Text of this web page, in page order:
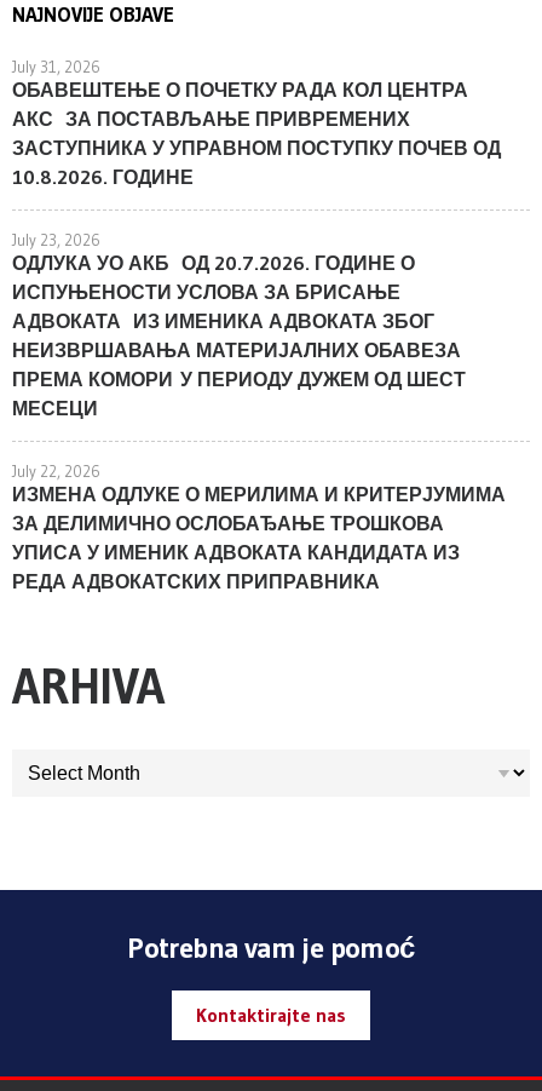
NAJNOVIJE OBJAVE
July 31, 2026
ОБАВЕШТЕЊЕ О ПОЧЕТКУ РАДА КОЛ ЦЕНТРА
АКС ЗА ПОСТАВЉАЊЕ ПРИВРЕМЕНИХ
ЗАСТУПНИКА У УПРАВНОМ ПОСТУПКУ ПОЧЕВ ОД
10.8.2026. ГОДИНЕ
July 23, 2026
ОДЛУКА УО АКБ ОД 20.7.2026. ГОДИНЕ О
ИСПУЊЕНОСТИ УСЛОВА ЗА БРИСАЊЕ
АДВОКАТА ИЗ ИМЕНИКА АДВОКАТА ЗБОГ
НЕИЗВРШАВАЊА МАТЕРИЈАЛНИХ ОБАВЕЗА
ПРЕМА КОМОРИ У ПЕРИОДУ ДУЖЕМ ОД ШЕСТ
МЕСЕЦИ
July 22, 2026
ИЗМЕНА ОДЛУКЕ О МЕРИЛИМА И КРИТЕРЈУМИМА
ЗА ДЕЛИМИЧНО ОСЛОБАЂАЊЕ ТРОШКОВА
УПИСА У ИМЕНИК АДВОКАТА КАНДИДАТА ИЗ
РЕДА АДВОКАТСКИХ ПРИПРАВНИКА
ARHIVA
ARHIVA
Potrebna vam je pomoć
Kontaktirajte nas